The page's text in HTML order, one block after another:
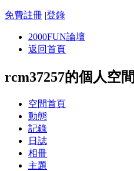
免費註冊 |登錄
2000FUN論壇
返回首頁
rcm37257的個人空間
空間首頁
動態
記錄
日誌
相冊
主題